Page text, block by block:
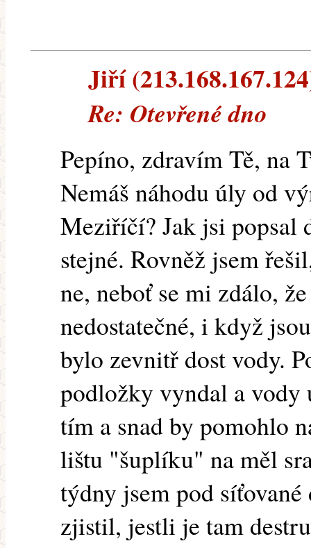
Jiří
Re: Otevřené dno
Pepíno, zdravím Tě, na
Nemáš náhodu úly od
Meziříčí? Jak jsi popsal
stejné. Rovněž jsem
ne, neboť se mi zdálo,
nedostatečné, i když
bylo zevnitř dost vody.
podložky vyndal a vody
tím a snad by pomohlo
lištu "šuplíku" na měl
týdny jsem pod
zjistil, jestli je tam